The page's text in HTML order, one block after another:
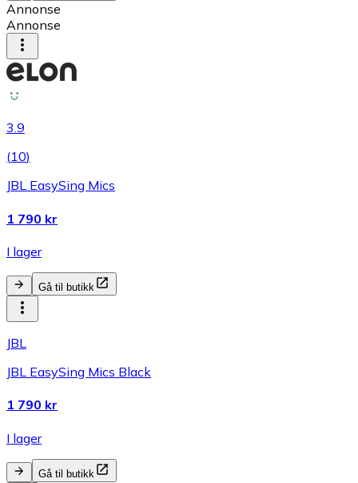
Annonse
Annonse
3.9
(10)
JBL EasySing Mics
1 790 kr
I lager
Gå til butikk
JBL
JBL EasySing Mics Black
1 790 kr
I lager
Gå til butikk